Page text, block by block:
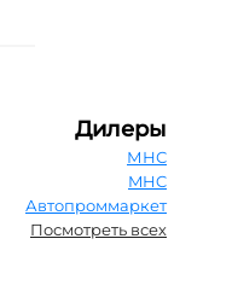
Дилеры
МНС
MHC
Автопроммаркет
Посмотреть всех